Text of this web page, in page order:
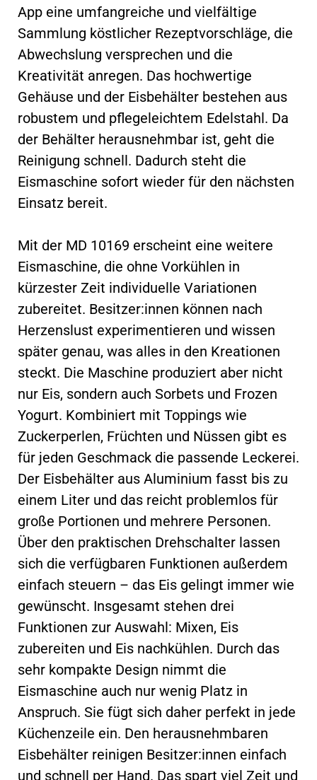
App eine umfangreiche und vielfältige
Sammlung köstlicher Rezeptvorschläge, die
Abwechslung versprechen und die
Kreativität anregen. Das hochwertige
Gehäuse und der Eisbehälter bestehen aus
robustem und pflegeleichtem Edelstahl. Da
der Behälter herausnehmbar ist, geht die
Reinigung schnell. Dadurch steht die
Eismaschine sofort wieder für den nächsten
Einsatz bereit.
Mit der MD 10169 erscheint eine weitere
Eismaschine, die ohne Vorkühlen in
kürzester Zeit individuelle Variationen
zubereitet. Besitzer:innen können nach
Herzenslust experimentieren und wissen
später genau, was alles in den Kreationen
steckt. Die Maschine produziert aber nicht
nur Eis, sondern auch Sorbets und Frozen
Yogurt. Kombiniert mit Toppings wie
Zuckerperlen, Früchten und Nüssen gibt es
für jeden Geschmack die passende Leckerei.
Der Eisbehälter aus Aluminium fasst bis zu
einem Liter und das reicht problemlos für
große Portionen und mehrere Personen.
Über den praktischen Drehschalter lassen
sich die verfügbaren Funktionen außerdem
einfach steuern – das Eis gelingt immer wie
gewünscht. Insgesamt stehen drei
Funktionen zur Auswahl: Mixen, Eis
zubereiten und Eis nachkühlen. Durch das
sehr kompakte Design nimmt die
Eismaschine auch nur wenig Platz in
Anspruch. Sie fügt sich daher perfekt in jede
Küchenzeile ein. Den herausnehmbaren
Eisbehälter reinigen Besitzer:innen einfach
und schnell per Hand. Das spart viel Zeit und